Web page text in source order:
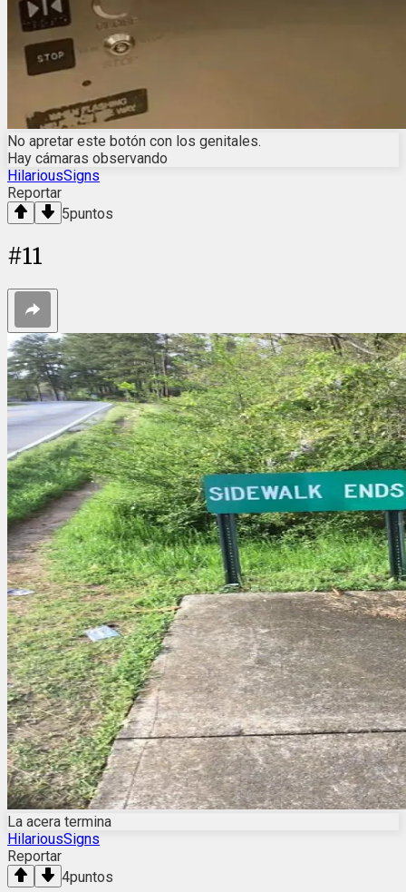
No apretar este botón con los genitales.
Hay cámaras observando
HilariousSigns
Reportar
5puntos
#11
La acera termina
HilariousSigns
Reportar
4puntos